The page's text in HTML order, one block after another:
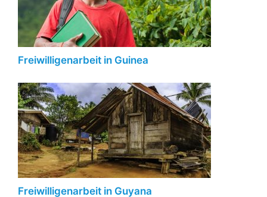
Freiwilligenarbeit in Guinea
Freiwilligenarbeit in Guyana